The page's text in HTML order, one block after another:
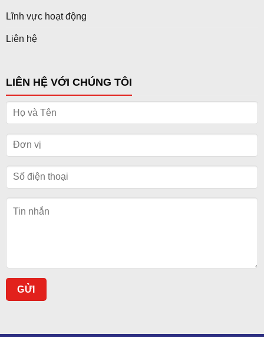
Lĩnh vực hoạt động
Liên hệ
LIÊN HỆ VỚI CHÚNG TÔI